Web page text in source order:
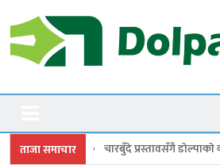
to
content
Dolpanews
ताजा समाचार
डाेल्पाकाे काइकेमा नेकपाकाे ९९ सदस्यीय